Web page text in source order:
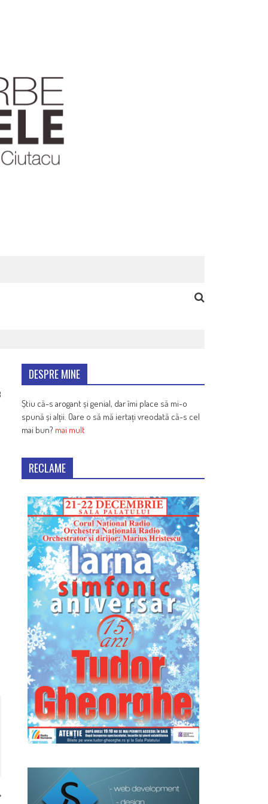
DESPRE MINE
Știu că-s arogant și genial, dar îmi place să mi-o
spună și alții. Oare o să mă iertați vreodată că-s cel
mai bun? mai mult
RECLAME